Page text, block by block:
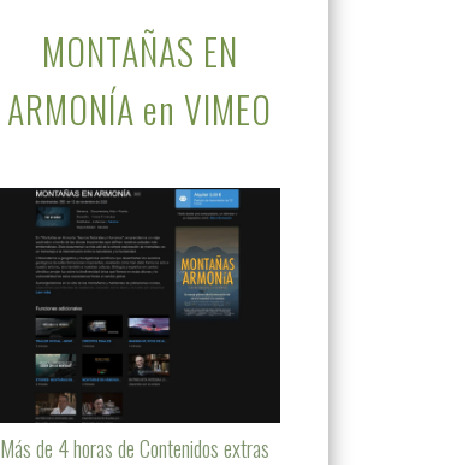
MONTAÑAS EN
ARMONÍA en VIMEO
Más de 4 horas de Contenidos extras